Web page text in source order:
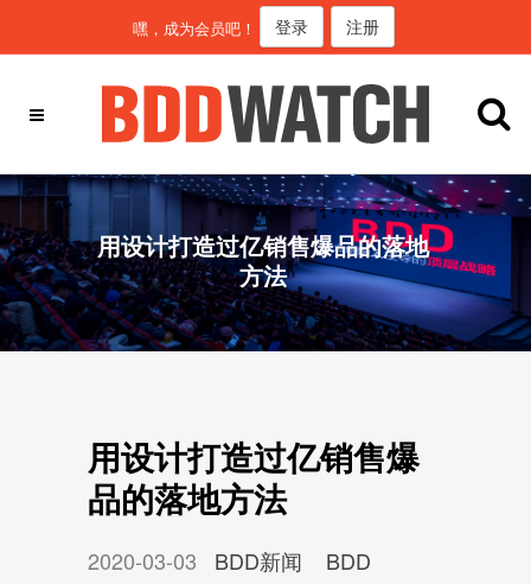
嘿，成为会员吧！ 登录 注册
用设计打造过亿销售爆品的落地
方法
用设计打造过亿销售爆
品的落地方法
2020-03-03 BDD新闻 BDD